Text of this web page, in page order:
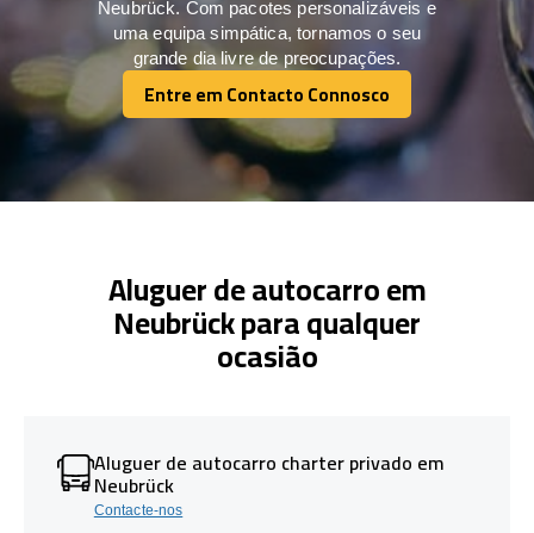
Neubrück. Com pacotes personalizáveis e
uma equipa simpática, tornamos o seu
grande dia livre de preocupações.
Entre em Contacto Connosco
Entre em Contacto Connosco
Aluguer de autocarro em
Neubrück para qualquer
ocasião
Aluguer de autocarro charter privado em
Neubrück
Contacte-nos